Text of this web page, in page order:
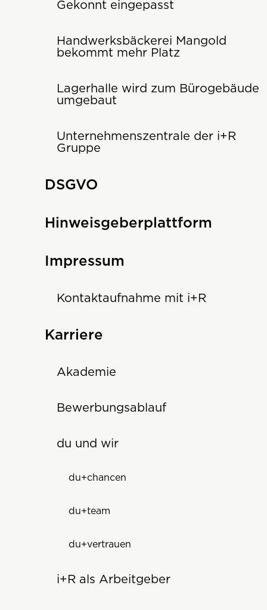
Gekonnt eingepasst
Handwerksbäckerei Mangold
bekommt mehr Platz
Lagerhalle wird zum Bürogebäude
umgebaut
Unternehmenszentrale der i+R
Gruppe
DSGVO
Hinweisgeberplattform
Impressum
Kontaktaufnahme mit i+R
Karriere
Akademie
Bewerbungsablauf
du und wir
du+chancen
du+team
du+vertrauen
i+R als Arbeitgeber